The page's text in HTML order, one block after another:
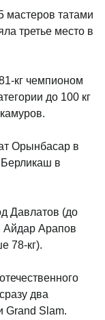
мастеров татами
третье место в
кг чемпионом
до 100 кг
Орынбасар в
Берликаш в
Давлатов (до
Айдар Арапов
78-кг).
два
Grand Slam.